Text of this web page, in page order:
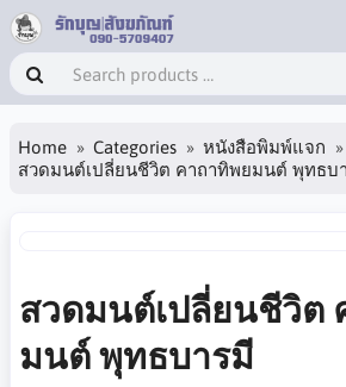
Home Categories
หนังสือพิมพ์แจก
สวดมนต์เปลี่ยนชีวิต คาถาทิพยมนต์ พุทธบ
สวดมนต์เปลี่ยนชีวิต
มนต์ พุทธบารมี